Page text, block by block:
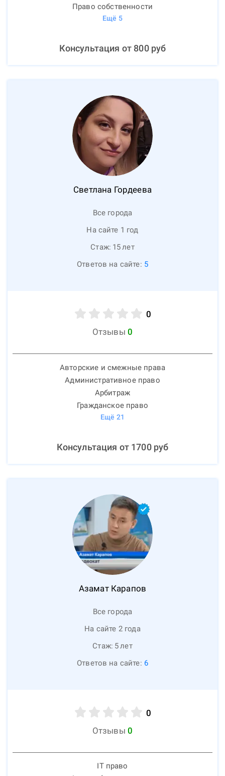
Право собственности
Ещё 5
Консультация от 800руб
Светлана Гордеева
Все города
На сайте 1 год
Стаж: 15лет
Ответов на сайте: 5
0
Отзывы 0
Авторские и смежные права
Административное право
Арбитраж
Гражданское право
Ещё 21
Консультация от 1700руб
Азамат Карапов
Все города
На сайте 2 года
Стаж: 5лет
Ответов на сайте: 6
0
Отзывы 0
IT право